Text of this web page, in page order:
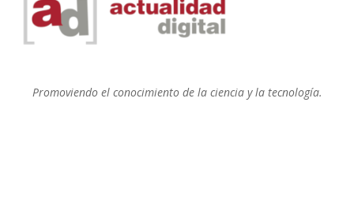
Promoviendo el conocimiento de la ciencia y la tecnología.